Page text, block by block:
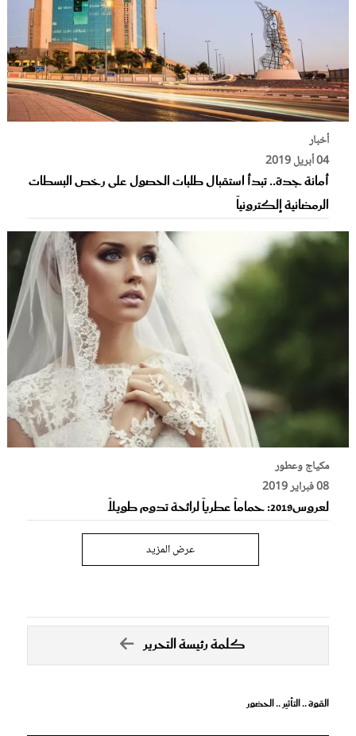
أخبار
04 أبريل 2019
أمانة جدة.. تبدأ استقبال طلبات الحصول على رخص البسطات
الرمضانية إلكترونياً
مكياج وعطور
08 فبراير 2019
لعروس2019: حماماً عطرياً لرائحة تدوم طويلاً
عرض المزيد
كلمة رئيسة التحرير
القوة .. التأثير .. الحضور